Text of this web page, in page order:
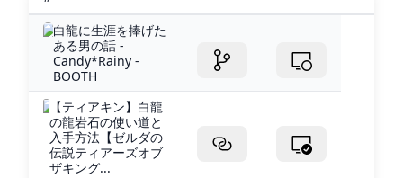
白龍に生涯を捧げた
ある男の話 -
Candy*Rainy -
BOOTH
【ティアキン】白龍
の龍岩石の使い道と
入手方法【ゼルダの
伝説ティアーズオブ
ザキング...